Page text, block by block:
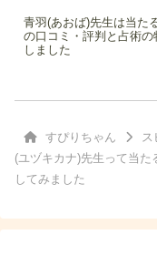
青羽(あおば)先生は当た
の口コミ・評判と占術
しました
すぴりちゃん ス
(ユヅキカナ)先生って当
してみました